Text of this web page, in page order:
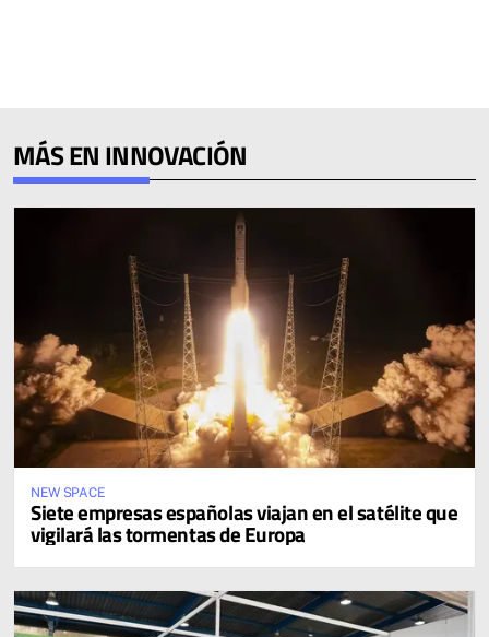
MÁS EN INNOVACIÓN
NEW SPACE
Siete empresas españolas viajan en el satélite que
vigilará las tormentas de Europa